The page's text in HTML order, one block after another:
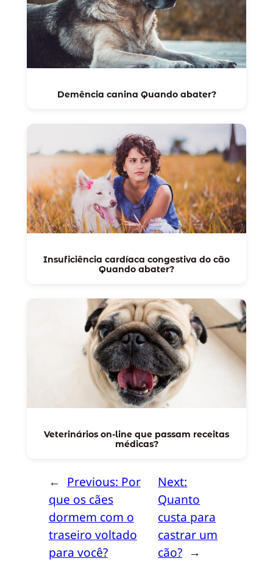
Demência canina Quando abater?
Insuficiência cardíaca congestiva do cão
Quando abater?
Veterinários on-line que passam receitas
médicas?
← Previous: Por
que os cães
dormem com o
traseiro voltado
para você?
Next:
Quanto
custa para
castrar um
cão? →